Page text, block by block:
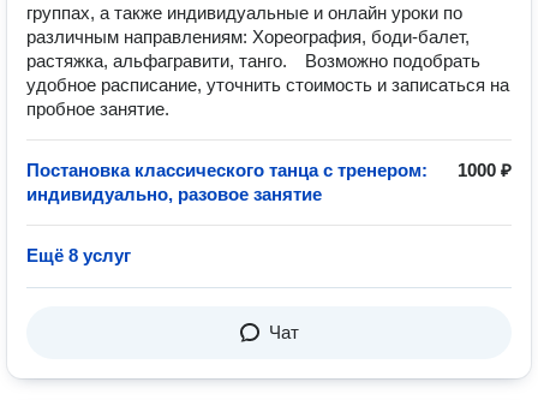
группах, а также индивидуальные и онлайн уроки по
различным направлениям: Хореография, боди-балет,
растяжка, альфагравити, танго.⠀ Возможно подобрать
удобное расписание, уточнить стоимость и записаться на
пробное занятие.
Постановка классического танца с тренером:
индивидуально, разовое занятие
1000 ₽
Ещё 8 услуг
Чат